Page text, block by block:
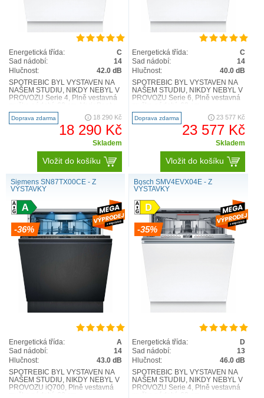
Energetická třída:
C
Sad nádobí:
14
Hlučnost:
42.0 dB
SPOTŘEBIČ BYL VYSTAVEN NA
NAŠEM STUDIU, NIKDY NEBYL V
PROVOZU Serie 4, Plně vestavná
SMH4ECX10E Výkon a spotř..
Doprava zdarma 18 290 Kč
18 290 Kč
Skladem
Vložit do košíku
Energetická třída:
C
Sad nádobí:
14
Hlučnost:
40.0 dB
SPOTŘEBIČ BYL VYSTAVEN NA
NAŠEM STUDIU, NIKDY NEBYL V
PROVOZU Serie 6, Plně vestavná
SMD6ECX04E Výkon a spotřeba
třída..
Doprava zdarma 23 577 Kč
23 577 Kč
Skladem
Vložit do košíku
Siemens SN87TX00CE - Z
VÝSTAVKY
-36%
Energetická třída:
A
Sad nádobí:
14
Hlučnost:
43.0 dB
SPOTŘEBIČ BYL VYSTAVEN NA
NAŠEM STUDIU, NIKDY NEBYL V
PROVOZU iQ700, Plně vestavná
Bosch SMV4EVX04E - Z
VÝSTAVKY
-35%
Energetická třída:
D
Sad nádobí:
13
Hlučnost:
46.0 dB
SPOTŘEBIČ BYL VYSTAVEN NA
NAŠEM STUDIU, NIKDY NEBYL V
PROVOZU Serie 4, Plně vestavná